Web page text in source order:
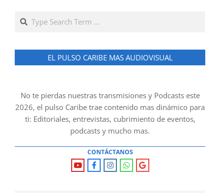
Search
EL PULSO CARIBE MAS AUDIOVISUAL
No te pierdas nuestras transmisiones y Podcasts este
2026, el pulso Caribe trae contenido mas dinámico para
ti: Editoriales, entrevistas, cubrimiento de eventos,
podcasts y mucho mas.
CONTÁCTANOS